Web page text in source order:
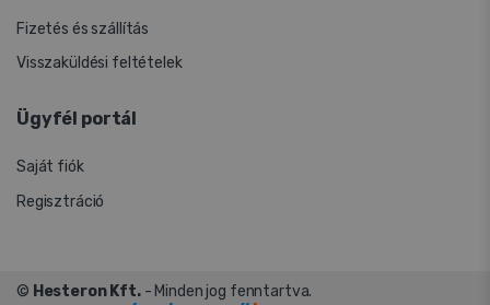
Fizetés és szállítás
Visszaküldési feltételek
Ügyfél portál
Saját fiók
Regisztráció
© Hesteron Kft.- Minden jog fenntartva.